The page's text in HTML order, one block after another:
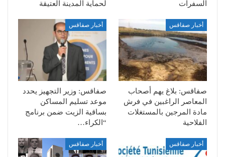
السفرات لحماية المدينة العتيقة
أخبار صفاقس
صفاقس: بلاغ يهم أصحاب
المعاصر الراغبين في فرش
مادة المرجين بالمستغلات
الفلاحية
أخبار صفاقس
صفاقس: وزير التجهيز يحدد
موعد تسليم المساكن
بساقية الزيت ضمن برنامج
“الكراء…
أخبار صفاقس أخبار صفاقس